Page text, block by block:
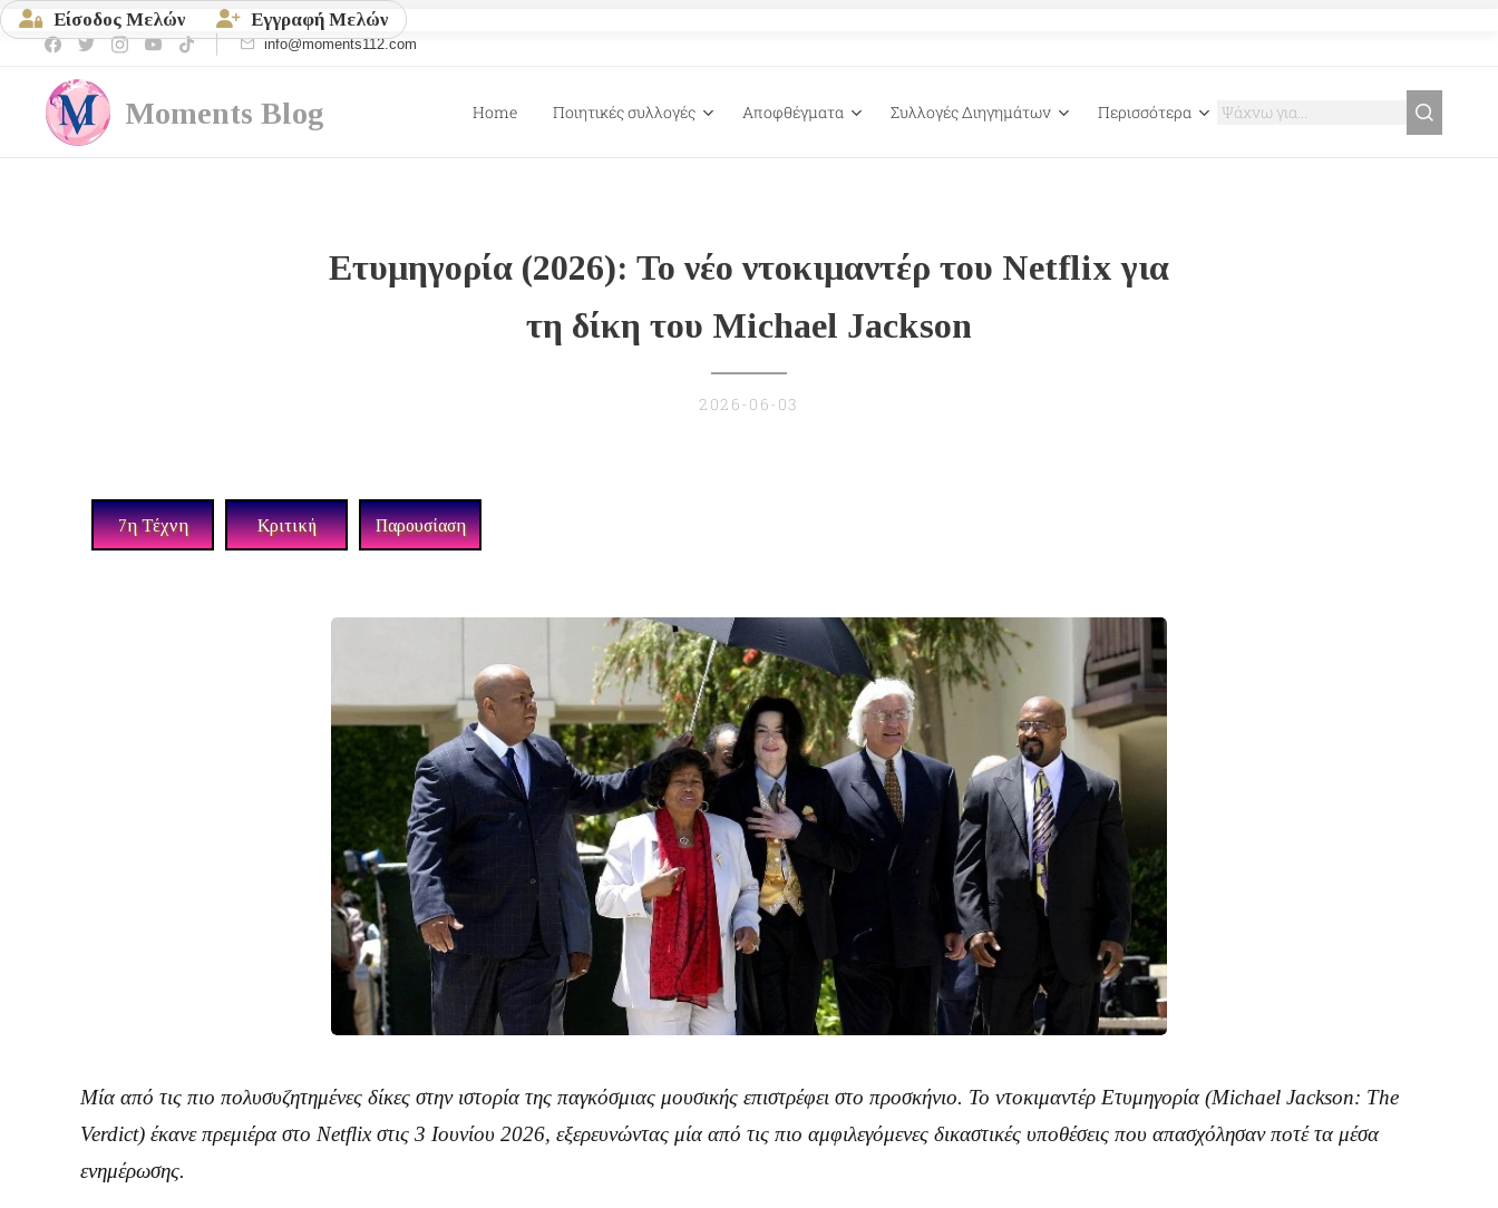
Είσοδος Μελών Εγγραφή Μελών
info@moments112.com
Moments Blog Home Ποιητικές συλλογές Αποφθέγματα Συλλογές Διηγημάτων Περισσότερα
Ετυμηγορία (2026): Το νέο ντοκιμαντέρ του Netflix για
τη δίκη του Michael Jackson
2026-06-03
7η Τέχνη Κριτική Παρουσίαση
Μία από τις πιο πολυσυζητημένες δίκες στην ιστορία της παγκόσμιας μουσικής επιστρέφει στο προσκήνιο. Το ντοκιμαντέρ Ετυμηγορία(Michael Jackson: The
Verdict) έκανε πρεμιέρα στο Netflixστις 3 Ιουνίου 2026, εξερευνώντας μία από τις πιο αμφιλεγόμενες δικαστικές υποθέσεις που απασχόλησαν ποτέ τα μέσα
ενημέρωσης.